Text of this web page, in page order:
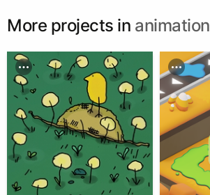
More projects in animation